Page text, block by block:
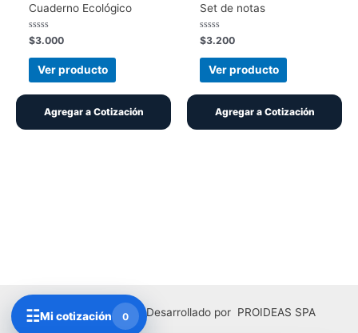
Cuaderno Ecológico
Valorado
con
0
de
$3.000
Ver producto
Agregar a Cotización
Set de notas
Valorado
con
0
de
$3.200
Ver producto
Agregar a Cotización
Copyright © 2026 | Desarrollado por PROIDEAS SPA
☷Mi cotización 0